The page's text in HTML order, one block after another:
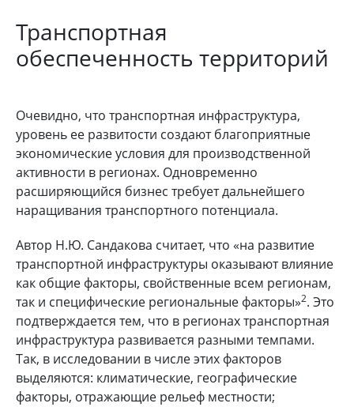
Транспортная
обеспеченность территорий
Очевидно, что транспортная инфраструктура,
уровень ее развитости создают благоприятные
экономические условия для производственной
активности в регионах. Одновременно
расширяющийся бизнес требует дальнейшего
наращивания транспортного потенциала.
Автор Н.Ю. Сандакова считает, что «на развитие
транспортной инфраструктуры оказывают влияние
как общие факторы, свойственные всем регионам,
так и специфические региональные факторы»2. Это
подтверждается тем, что в регионах транспортная
инфраструктура развивается разными темпами.
Так, в исследовании в числе этих факторов
выделяются: климатические, географические
факторы, отражающие рельеф местности;